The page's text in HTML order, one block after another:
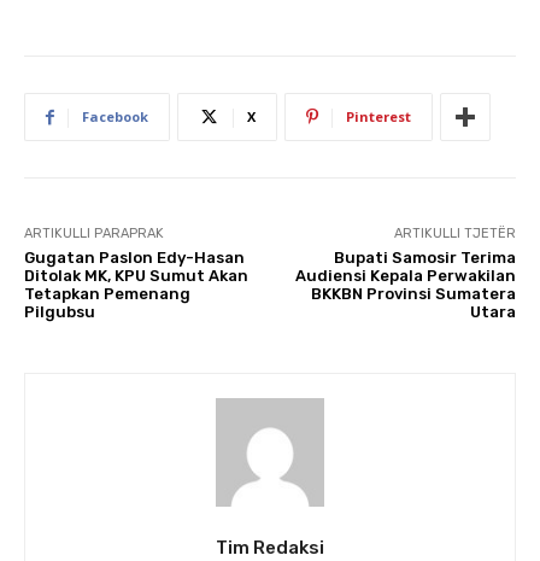
Facebook X Pinterest
ARTIKULLI PARAPRAK
Gugatan Paslon Edy-Hasan
Ditolak MK, KPU Sumut Akan
Tetapkan Pemenang
Pilgubsu
ARTIKULLI TJETËR
Bupati Samosir Terima
Audiensi Kepala Perwakilan
BKKBN Provinsi Sumatera
Utara
Tim Redaksi